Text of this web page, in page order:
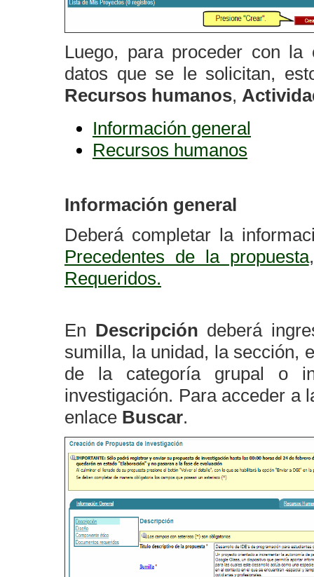
Luego, para proceder con
datos que se le solicitan,
Recursos humanos,
Información general
Recursos humanos
Información general
Deberá completar la
Precedentes de la propuesta
Requeridos.
En Descripción deberá
sumilla, la unidad, la sección,
de la categoría grupal o
investigación. Para acceder a
enlace Buscar.